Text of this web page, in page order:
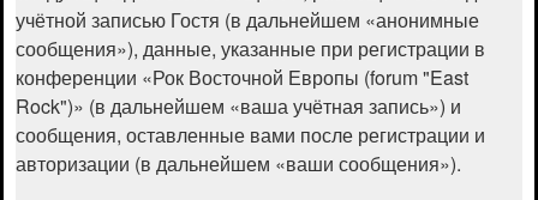
учётной записью Гостя (в дальнейшем «анонимные
сообщения»), данные, указанные при регистрации в
конференции «Рок Восточной Европы (forum "East
Rock")» (в дальнейшем «ваша учётная запись») и
сообщения, оставленные вами после регистрации и
авторизации (в дальнейшем «ваши сообщения»).